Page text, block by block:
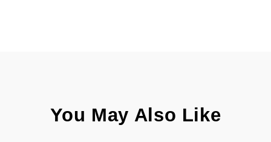
You May Also Like